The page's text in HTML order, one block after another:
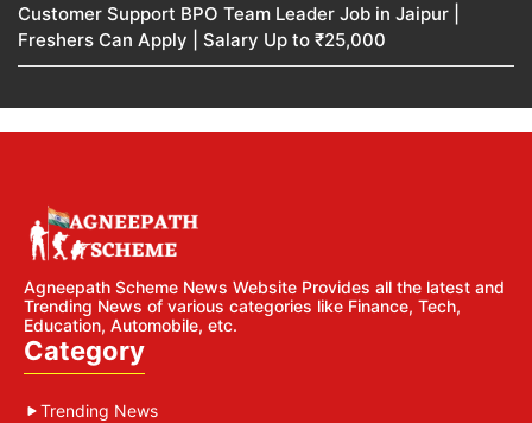
Customer Support BPO Team Leader Job in Jaipur |
Freshers Can Apply | Salary Up to ₹25,000
Agneepath Scheme News Website Provides all the latest and
Trending News of various categories like Finance, Tech,
Education, Automobile, etc.
Category
Trending News